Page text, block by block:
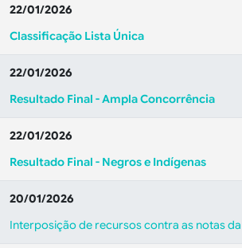
22/01/2026
Classificação Lista Única
22/01/2026
Resultado Final - Ampla Concorrência
22/01/2026
Resultado Final - Negros e Indígenas
20/01/2026
Interposição de recursos contra as notas